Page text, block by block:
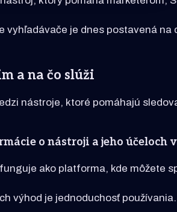
vyhľadávače je dnes postavená
a na čo slúži
nástroje, ktoré pomáhajú
o nástroji a jeho účeloch v
ako platforma, kde môžete
výhod je jednoduchosť